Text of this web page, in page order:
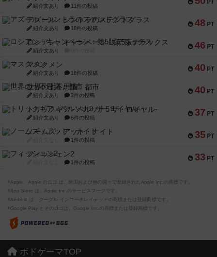
PT
紹介文あり 11件の投稿
48 PT
アズール：シントラのステンドグラス
紹介文あり 18件の投稿
46 PT
ロシアン・キャンペーン：第5版デラックス
紹介文あり
40 PT
マスクメン
紹介文あり 16件の投稿
40 PT
世界の七不思議：都市
紹介文あり 3件の投稿
37 PT
トリックギア - ペルソナ5 ザ・ロイヤル-
紹介文あり 6件の投稿
35 PT
ノームズ・アット・ナイト
1件の投稿
33 PT
フィッシェン2
1件の投稿
※Apple、Apple のロゴ は、米国および他の国々で登録されたApple Inc.の商標です。
※App Store は、Apple Inc.のサービスマークです。
※Android は、グーグル インコーポレイテッドの商標または登録商標です。
※Google Play とそのロゴは、Google Inc.の商標または登録商標です。
ボドゲーマTOP